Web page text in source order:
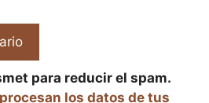
para reducir el spam.
los datos de tus